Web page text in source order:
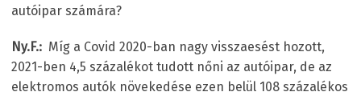
autóipar számára?
Ny.F.: Míg a Covid 2020-ban nagy visszaesést hozott,
2021-ben 4,5 százalékot tudott nőni az autóipar, de az
elektromos autók növekedése ezen belül 108 százalékos